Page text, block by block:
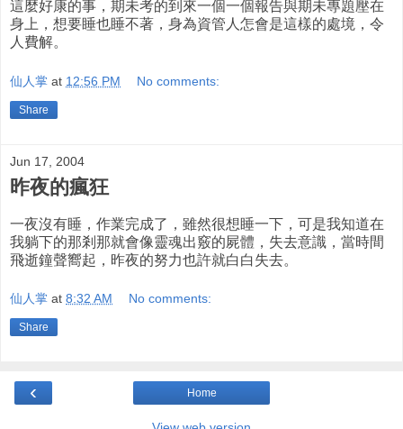
這麼好康的事，期未考的到來一個一個報告與期未專題壓在
身上，想要睡也睡不著，身為資管人怎會是這樣的處境，令
人費解。
仙人掌 at 12:56 PM No comments:
Share
Jun 17, 2004
昨夜的瘋狂
一夜沒有睡，作業完成了，雖然很想睡一下，可是我知道在
我躺下的那剎那就會像靈魂出竅的屍體，失去意識，當時間
飛逝鐘聲嚮起，昨夜的努力也許就白白失去。
仙人掌 at 8:32 AM No comments:
Share
‹ Home